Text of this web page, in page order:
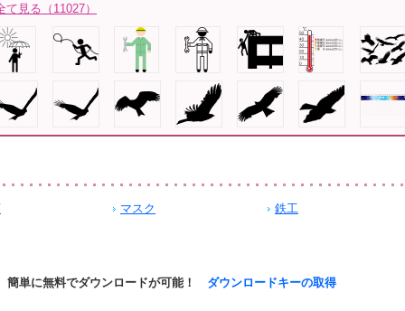
見る（11027）
マスク
鉄工
単に無料でダウンロードが可能！ ダウンロードキーの取得